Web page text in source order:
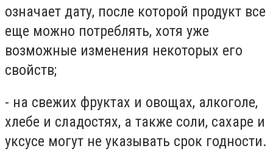
означает дату, после которой продукт все
еще можно потреблять, хотя уже
возможные изменения некоторых его
свойств;
- на свежих фруктах и ​​овощах, алкоголе,
хлебе и сладостях, а также соли, сахаре и
уксусе могут не указывать срок годности.